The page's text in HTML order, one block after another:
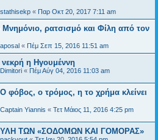
stathisekp « Παρ Οκτ 20, 2017 7:11 am
Μνημόνιο, ρατσισμό και Φίλη από τον
aposal « Πέμ Σεπ 15, 2016 11:51 am
η Ηγουμέννη
Dimitori « Πέμ Αύγ 04, 2016 11:03 am
φόβος, ο τρόμος, η το χρήμα κλείνει
Captain Yiannis « Τετ Μάιος 11, 2016 4:25 pm
ΤΩΝ «ΣΟΔΟΜΩΝ ΚΑΙ ΓΟΜΟΡΑΣ»